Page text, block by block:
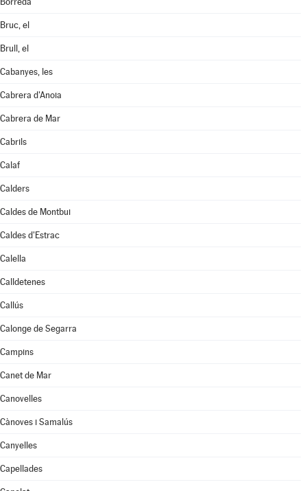
Bruc, el
Brull, el
Cabanyes, les
Cabrera d'Anoia
Cabrera de Mar
Cabrils
Calaf
Calders
Caldes de Montbui
Caldes d'Estrac
Calella
Calldetenes
Callús
Calonge de Segarra
Campins
Canet de Mar
Canovelles
Cànoves i Samalús
Canyelles
Capellades